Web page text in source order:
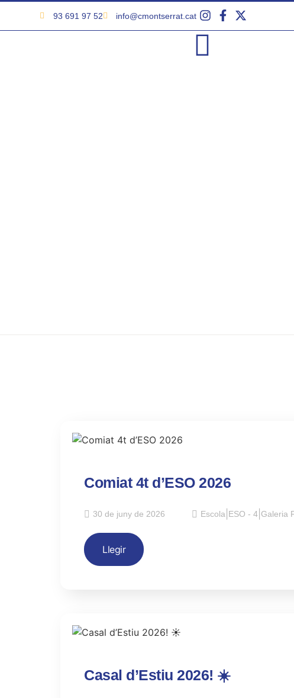
93 691 97 52 info@cmontserrat.cat
Comiat 4t d’ESO 2026
30 de juny de 2026 Escola ESO - 4 Galeria
Llegir
Casal d’Estiu 2026! ☀️